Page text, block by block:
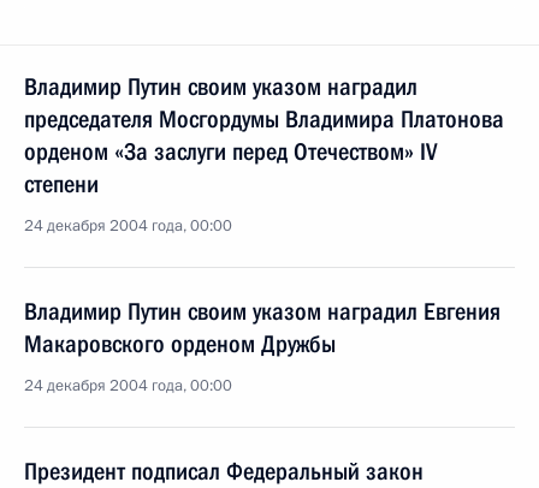
Владимир Путин своим указом наградил
председателя Мосгордумы Владимира Платонова
орденом «За заслуги перед Отечеством» IV
степени
24 декабря 2004 года, 00:00
Владимир Путин своим указом наградил Евгения
Макаровского орденом Дружбы
24 декабря 2004 года, 00:00
Президент подписал Федеральный закон